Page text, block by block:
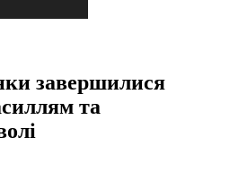
завершилися
та